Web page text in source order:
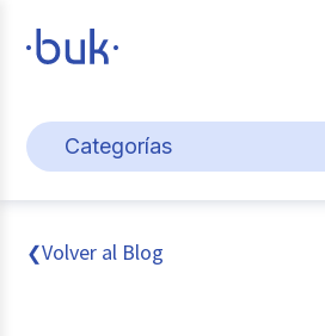
Perú
Categorías
Cultura y bienestar laboral
Gestión de personas
❮Volver al Blog